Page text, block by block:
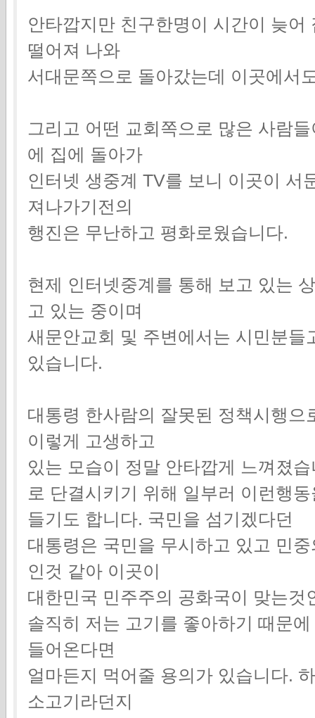
안타깝지만 친구한명이 시간이 늦
떨어져 나와
서대문쪽으로 돌아갔는데 이곳에서
그리고 어떤 교회쪽으로 많은 사람
에 집에 돌아가
인터넷 생중계 TV를 보니 이곳이 서
져나가기전의
행진은 무난하고 평화로웠습니다.
현제 인터넷중계를 통해 보고 있는
고 있는 중이며
새문안교회 및 주변에서는 시민분
있습니다.
대통령 한사람의 잘못된 정책시행
이렇게 고생하고
있는 모습이 정말 안타깝게 느껴졌
로 단결시키기 위해 일부러 이런행
들기도 합니다. 국민을 섬기겠다던
대통령은 국민을 무시하고 있고 민
인것 같아 이곳이
대한민국 민주주의 공화국이 맞는것
솔직히 저는 고기를 좋아하기 때문
들어온다면
얼마든지 먹어줄 용의가 있습니다.
소고기라던지